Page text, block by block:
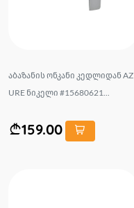
აბაზანის ონკანი კედლიდან AZ
URE ნიკელი #15680621...
159.00